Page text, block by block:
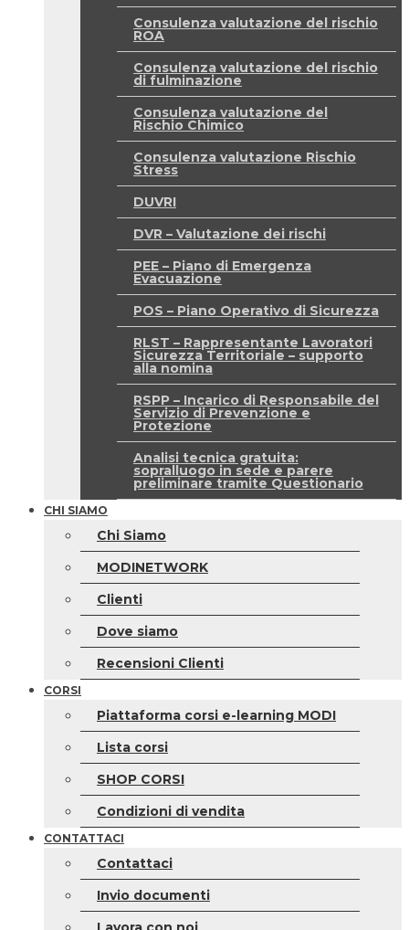
Consulenza valutazione del rischio
ROA
Consulenza valutazione del rischio
di fulminazione
Consulenza valutazione del
Rischio Chimico
Consulenza valutazione Rischio
Stress
DUVRI
DVR – Valutazione dei rischi
PEE – Piano di Emergenza
Evacuazione
POS – Piano Operativo di Sicurezza
RLST – Rappresentante Lavoratori
Sicurezza Territoriale – supporto
alla nomina
RSPP – Incarico di Responsabile del
Servizio di Prevenzione e
Protezione
Analisi tecnica gratuita:
sopralluogo in sede e parere
preliminare tramite Questionario
CHI SIAMO
Chi Siamo
MODINETWORK
Clienti
Dove siamo
Recensioni Clienti
CORSI
Piattaforma corsi e-learning MODI
Lista corsi
SHOP CORSI
Condizioni di vendita
CONTATTACI
Contattaci
Invio documenti